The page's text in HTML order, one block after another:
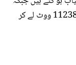
پاکستان مسلم لیگ (ن) کے بابر نواز خان 112389 ووٹ لے کر